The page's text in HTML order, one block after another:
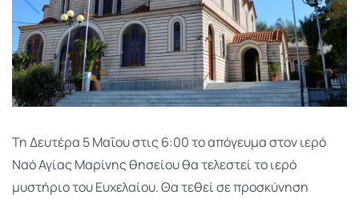
Τη Δευτέρα 5 Μαΐου στις 6:00 το απόγευμα στον ιερό
Ναό Αγίας Μαρίνης θησείου θα τελεστεί το ιερό
μυστήριο του Ευχελαίου. Θα τεθεί σε προσκύνηση